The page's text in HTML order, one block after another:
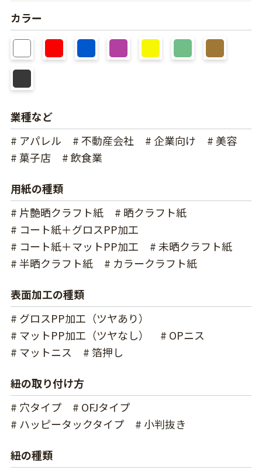
カラー
業種など
# アパレル
# 不動産会社 # 企業向け
# 美容
# 菓子店
# 飲食業
用紙の種類
# 片艶晒クラフト紙
# 晒クラフト紙
# コート紙＋グロスPP加工
# コート紙＋マットPP加工
# 未晒クラフト紙
# 半晒クラフト紙
# カラークラフト紙
表面加工の種類
# グロスPP加工（ツヤあり）
# マットPP加工（ツヤなし）
# OPニス
# マットニス
# 箔押し
紐の取り付け方
# 穴タイプ
# OFJタイプ
# ハッピータックタイプ
# 小判抜き
紐の種類